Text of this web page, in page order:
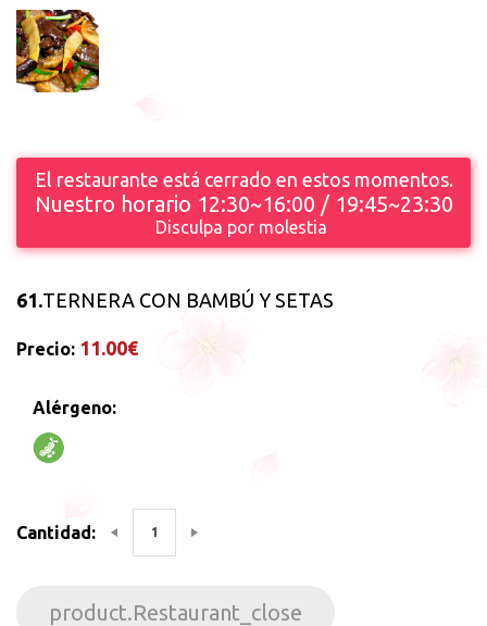
El restaurante está cerrado en estos momentos.
Nuestro horario 12:30~16:00 / 19:45~23:30
Disculpa por molestia
61.TERNERA CON BAMBÚ Y SETAS
Precio: 11.00€
Alérgeno:
Cantidad:
product.Restaurant_close